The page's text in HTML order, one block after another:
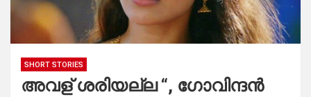
SHORT STORIES
അവള് ശരിയല്ല “, ഗോവിന്ദൻ